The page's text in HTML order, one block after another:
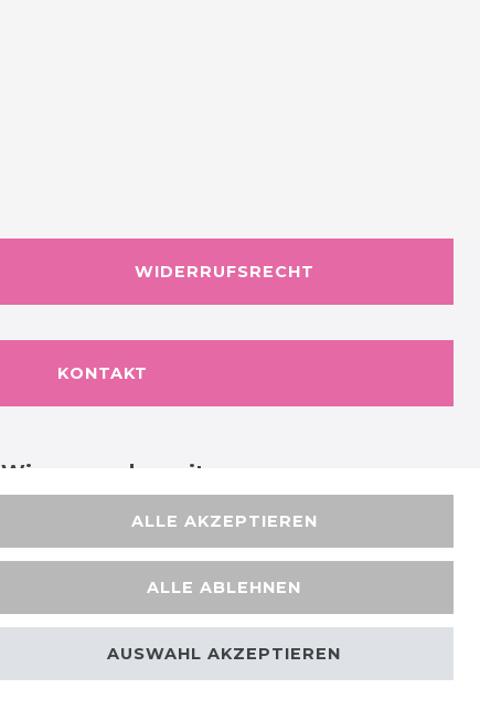
WIDERRUFSRECHT
KONTAKT
Wir versenden mit
ALLE AKZEPTIEREN
ALLE ABLEHNEN
AUSWAHL AKZEPTIEREN